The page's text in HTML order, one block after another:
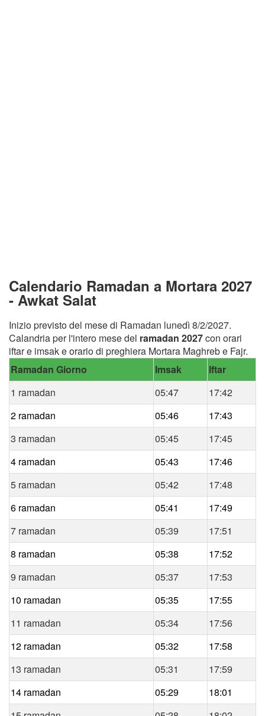
Calendario Ramadan a Mortara 2027
- Awkat Salat
Inizio previsto del mese di Ramadan lunedì 8/2/2027.
Calandria per l'intero mese del ramadan 2027con orari
iftar e imsak e orario di preghiera Mortara Maghreb e Fajr.
Ramadan Giorno
Imsak
Iftar
1 ramadan
05:47
17:42
2 ramadan
05:46
17:43
3 ramadan
05:45
17:45
4 ramadan
05:43
17:46
5 ramadan
05:42
17:48
6 ramadan
05:41
17:49
7 ramadan
05:39
17:51
8 ramadan
05:38
17:52
9 ramadan
05:37
17:53
10 ramadan
05:35
17:55
11 ramadan
05:34
17:56
12 ramadan
05:32
17:58
13 ramadan
05:31
17:59
14 ramadan
05:29
18:01